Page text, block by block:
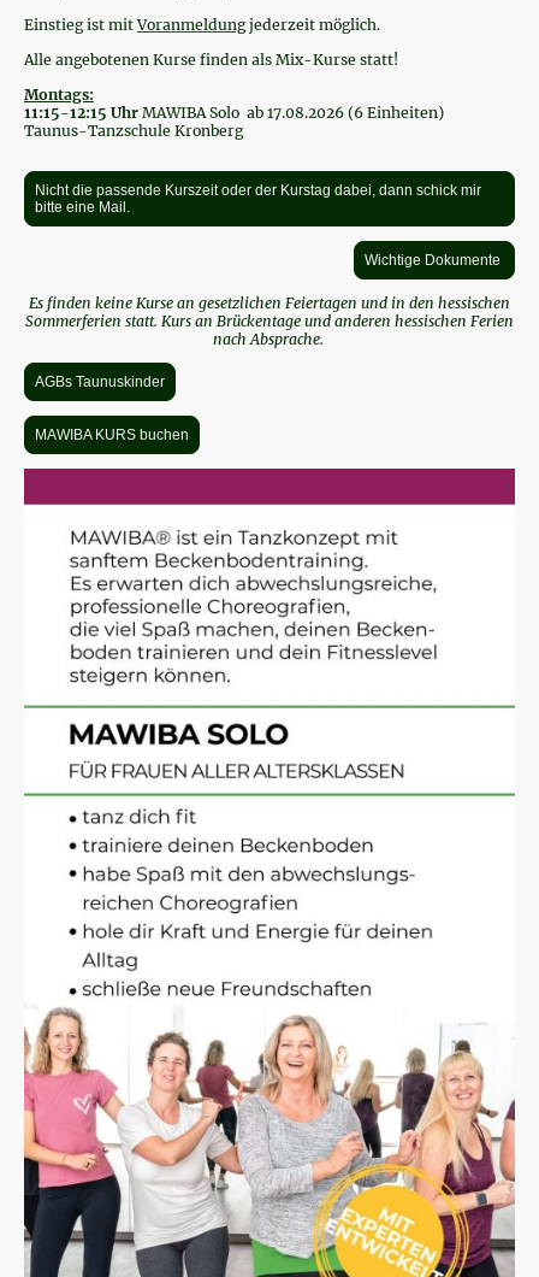
Einstieg ist mitVoranmeldungjederzeit möglich.
Alle angebotenen Kurse finden als Mix-Kurse statt!
Montags:
11:15-12:15 Uhr MAWIBA Solo ab 17.08.2026 (6 Einheiten)
Taunus-Tanzschule Kronberg
Nicht die passende Kurszeit oder der Kurstag dabei, dann schick mir
bitte eine Mail.
Wichtige Dokumente
Es finden keine Kurse an gesetzlichen Feiertagen und in den hessischen
Sommerferien statt. Kurs an Brückentage und anderen hessischen Ferien
nach Absprache.
AGBs Taunuskinder
MAWIBA KURS buchen